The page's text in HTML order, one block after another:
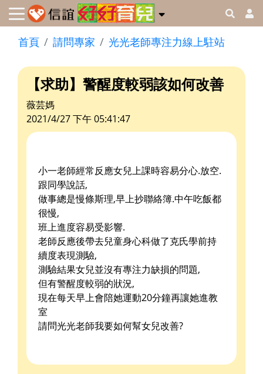
首頁 請問專家 光光老師專注力線上駐站
【求助】警醒度較弱該如何改善
薇芸媽
2021/4/27 下午 05:41:47
小一老師經常反應女兒上課時容易分心.放空.
跟同學說話,
做事總是慢條斯理,早上抄聯絡簿.中午吃飯都
很慢,
班上進度容易受影響.
老師反應後帶去兒童身心科做了克氏學前持
續度表現測驗,
測驗結果女兒並沒有專注力缺損的問題,
但有警醒度較弱的狀況,
現在每天早上會陪她運動20分鐘再讓她進教
室
請問光光老師我要如何幫女兒改善?